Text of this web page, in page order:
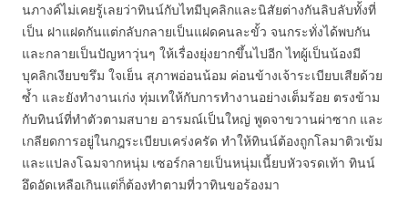
นภางค์ไม่เคยรู้เลยว่าทินน์กับไทมีบุคลิกและนิสัยต่างกันลิบลับทั้งที่
เป็น ฝาแฝดกันแต่กลับกลายเป็นแฝดคนละขั้ว จนกระทั่งได้พบกัน
และกลายเป็นปัญหาวุ่นๆ ให้เรื่องยุ่งยากขึ้นไปอีก ไทผู้เป็นน้องมี
บุคลิกเงียบขรึม ใจเย็น สุภาพอ่อนน้อม ค่อนข้างเจ้าระเบียบเสียด้วย
ซ้ำ และยังทำงานเก่ง ทุ่มเทให้กับการทำงานอย่างเต็มร้อย ตรงข้าม
กับทินน์ที่ทำตัวตามสบาย อารมณ์เป็นใหญ่ พูดจาขวานผ่าซาก และ
เกลียดการอยู่ในกฎระเบียบเคร่งครัด ทำให้ทินน์ต้องถูกโลมาติวเข้ม
และแปลงโฉมจากหนุ่ม เซอร์กลายเป็นหนุ่มเนี้ยบหัวจรดเท้า ทินน์
อึดอัดเหลือเกินแต่ก็ต้องทำตามที่วาทินขอร้องมา